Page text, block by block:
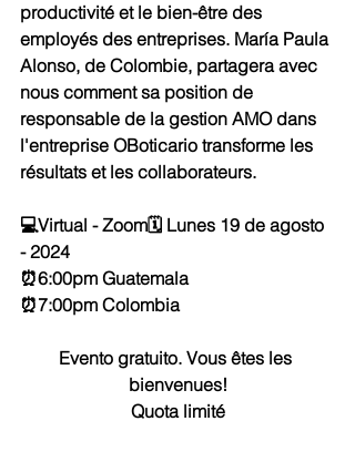
productivité et le bien-être des
employés des entreprises. María Paula
Alonso, de Colombie, partagera avec
nous comment sa position de
responsable de la gestion AMO dans
l'entreprise OBoticario transforme les
résultats et les collaborateurs.
💻Virtual - Zoom🗓 Lunes 19 de agosto
- 2024
⏰6:00pm Guatemala
⏰7:00pm Colombia
Evento gratuito. Vous êtes les
bienvenues!
Quota limité